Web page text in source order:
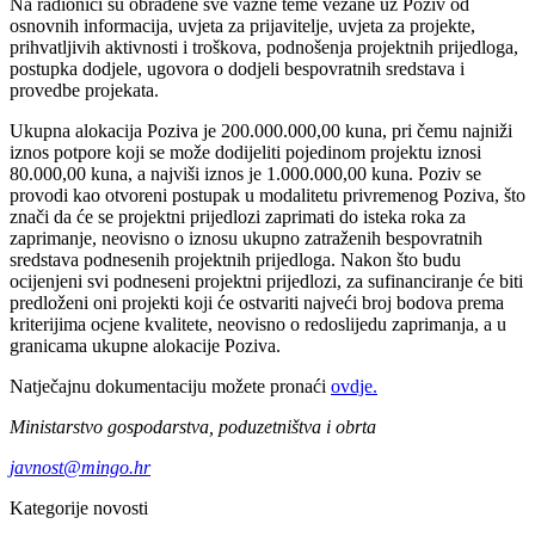
osnovnih informacija, uvjeta za prijavitelje, uvjeta za projekte,
prihvatljivih aktivnosti i troškova, podnošenja projektnih prijedloga,
postupka dodjele, ugovora o dodjeli bespovratnih sredstava i
provedbe projekata.
Ukupna alokacija Poziva je 200.000.000,00 kuna, pri čemu najniži
iznos potpore koji se može dodijeliti pojedinom projektu iznosi
80.000,00 kuna, a najviši iznos je 1.000.000,00 kuna. Poziv se
provodi kao otvoreni postupak u modalitetu privremenog Poziva, što
znači da će se projektni prijedlozi zaprimati do isteka roka za
zaprimanje, neovisno o iznosu ukupno zatraženih bespovratnih
sredstava podnesenih projektnih prijedloga. Nakon što budu
ocijenjeni svi podneseni projektni prijedlozi, za sufinanciranje će biti
predloženi oni projekti koji će ostvariti najveći broj bodova prema
kriterijima ocjene kvalitete, neovisno o redoslijedu zaprimanja, a u
granicama ukupne alokacije Poziva.
Natječajnu dokumentaciju možete pronaći ovdje.
Ministarstvo gospodarstva, poduzetništva i obrta
javnost@mingo.hr
Kategorije novosti